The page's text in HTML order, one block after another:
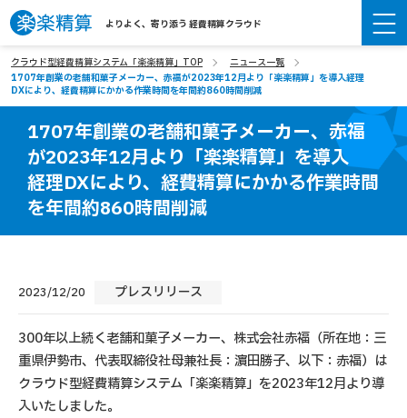
よりよく、寄り添う 経費精算クラウド
クラウド型経費精算システム「楽楽精算」TOP
ニュース一覧
1707年創業の老舗和菓子メーカー、赤福が2023年12月より「楽楽精算」を導入経理
DXにより、経費精算にかかる作業時間を年間約860時間削減
1707年創業の老舗和菓子メーカー、赤福
が2023年12月より「楽楽精算」を導入
経理DXにより、経費精算にかかる作業時間
を年間約860時間削減
2023/12/20 プレスリリース
300年以上続く老舗和菓子メーカー、株式会社赤福（所在地：三
重県伊勢市、代表取締役社母兼社長：濵田勝子、以下：赤福）は
クラウド型経費精算システム「楽楽精算」を2023年12月より導
入いたしました。